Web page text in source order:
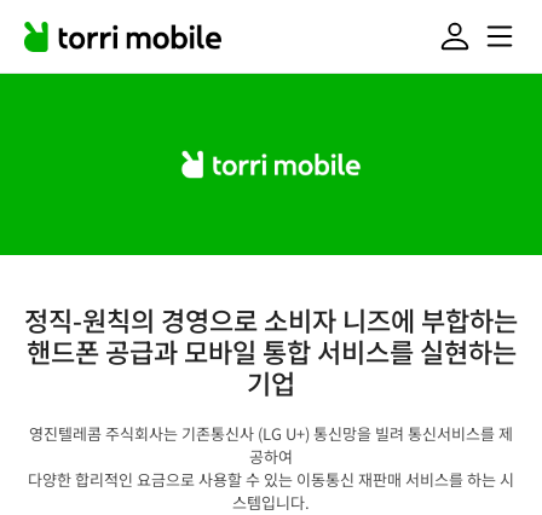
정직-원칙의 경영으로 소비자 니즈에 부합하는
핸드폰 공급과 모바일 통합 서비스를 실현하는
기업
영진텔레콤 주식회사는 기존통신사 (LG U+) 통신망을 빌려 통신서비스를 제
공하여
다양한 합리적인 요금으로 사용할 수 있는 이동통신 재판매 서비스를 하는 시
스템입니다.